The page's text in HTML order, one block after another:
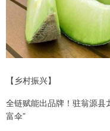
【乡村振兴】
全链赋能出品牌！驻翁源县
富伞”